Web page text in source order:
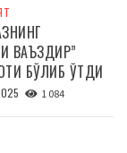
ВАЪЗДИР”
БЎЛИБ ЎТДИ
1 084